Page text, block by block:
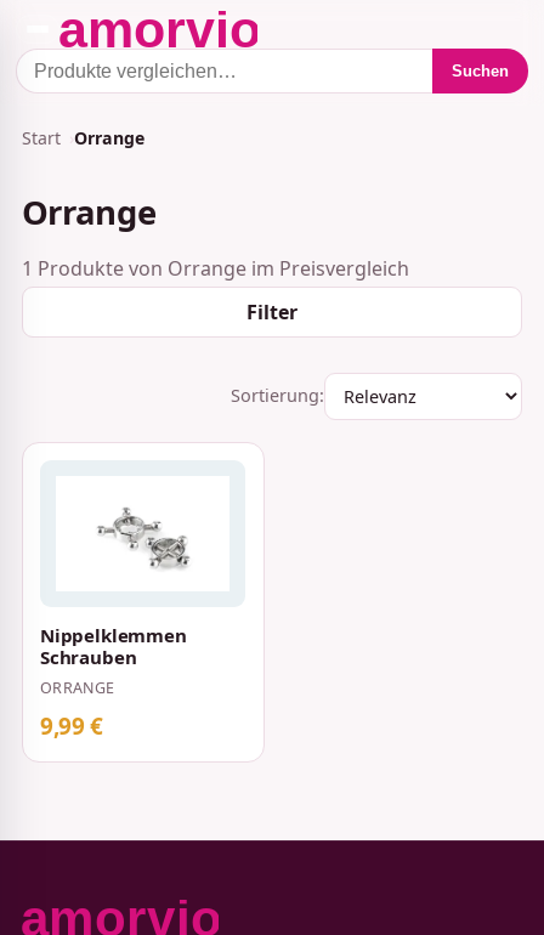
Suchen
Start Orrange
Orrange
1 Produkte von Orrange im Preisvergleich
Filter
Sortierung:
Nippelklemmen
Schrauben
ORRANGE
9,99 €